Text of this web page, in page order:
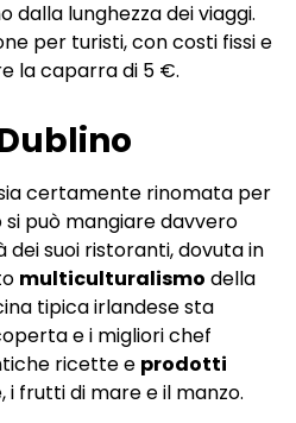
dalla lunghezza dei viaggi.
per turisti, con costi fissi e
la caparra di 5 €.
certamente rinomata per
si può mangiare davvero
dei suoi ristoranti, dovuta in
multiculturalismo della
tipica irlandese sta
e i migliori chef
ricette e prodotti
i frutti di mare e il manzo.